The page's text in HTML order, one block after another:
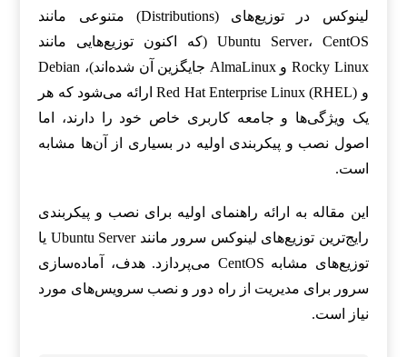
لینوکس در توزیع‌های (Distributions) متنوعی مانند
Ubuntu Server، CentOS (که اکنون توزیع‌هایی مانند
Rocky Linux و AlmaLinux جایگزین آن شده‌اند)، Debian
و Red Hat Enterprise Linux (RHEL) ارائه می‌شود که هر
یک ویژگی‌ها و جامعه کاربری خاص خود را دارند، اما
اصول نصب و پیکربندی اولیه در بسیاری از آن‌ها مشابه
است.
این مقاله به ارائه راهنمای اولیه برای نصب و پیکربندی
رایج‌ترین توزیع‌های لینوکس سرور مانند Ubuntu Server یا
توزیع‌های مشابه CentOS می‌پردازد. هدف، آماده‌سازی
سرور برای مدیریت از راه دور و نصب سرویس‌های مورد
نیاز است.